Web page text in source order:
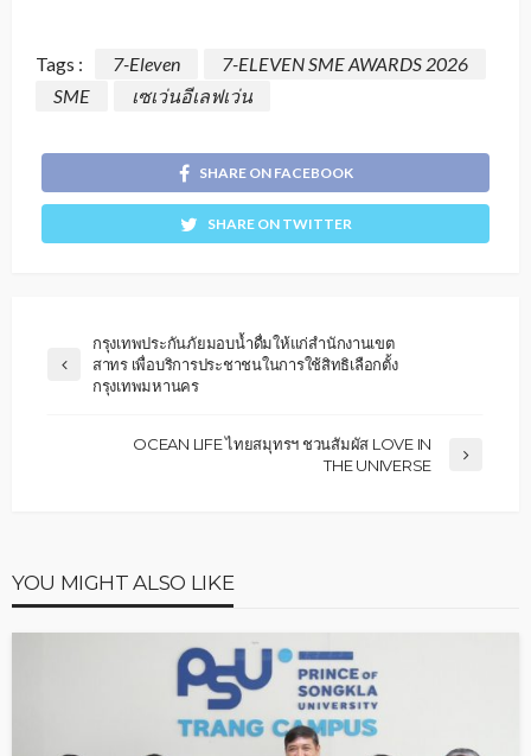
Tags : 7-Eleven
7-ELEVEN SME AWARDS 2026
SME
เซเว่นอีเลฟเว่น
SHARE ON FACEBOOK
SHARE ON TWITTER
กรุงเทพประกันภัยมอบน้ำดื่มให้แก่สำนักงานเขต
สาทร เพื่อบริการประชาชนในการใช้สิทธิเลือกตั้ง
กรุงเทพมหานคร
OCEAN LIFE ไทยสมุทรฯ ชวนสัมผัส LOVE IN
THE UNIVERSE
YOU MIGHT ALSO LIKE